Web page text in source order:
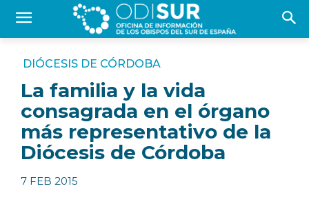
DIÓCESIS DE CÓRDOBA
La familia y la vida
consagrada en el órgano
más representativo de la
Diócesis de Córdoba
7 FEB 2015